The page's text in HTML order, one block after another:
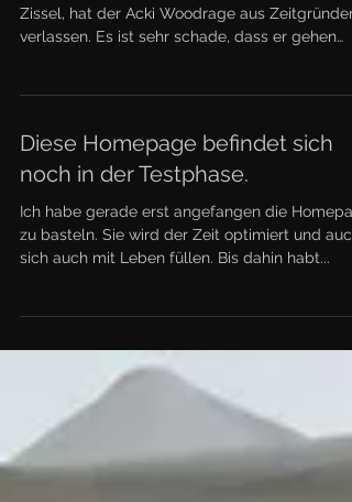
Zissel, hat der Acki Woodrage aus Zeitgründen
verlassen. Es ist sehr schade, dass er gehen
Diese Homepage befindet sich
noch in der Testphase.
Ich habe gerade erst angefangen die
zu basteln. Sie wird der Zeit optimiert und auch
sich auch mit Leben füllen. Bis dahin habt...